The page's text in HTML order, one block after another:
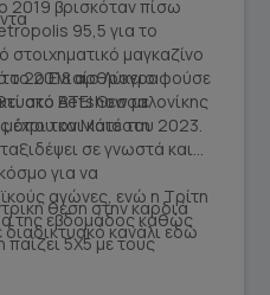
2019 βρισκόταν πίσω
95,5 για το
στοιχηματικό μαγκαζίνο
το 2018 αρθρογραφούσε
Betshow με
τον Μάιο του 2023.
2ο Ενιαίο Λύκειο
στο ΑΤΕΙ Θεσσαλονίκης
όπου και κατέστη
σε γνωστά και
για να
αγώνες, ενώ η Τρίτη
της εβδομάδος καθώς
παίζει 5Χ5 με τους
θέση στην καρδιά
κανάλι εδώ